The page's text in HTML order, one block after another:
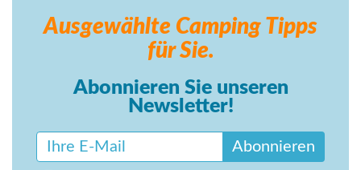
Ausgewählte Camping Tipps
für Sie.
Abonnieren Sie unseren
Newsletter!
Abonnieren